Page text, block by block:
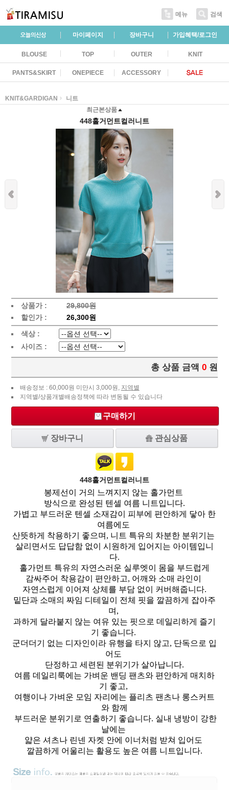
메뉴 검색
마이페이지 장바구니 가입혜택/로그인
BLOUSE TOP OUTER KNIT
PANTS&SKIRT ONEPIECE ACCESSORY
KNIT&GARDIGAN
니트
최근본상품
448홀거먼트컬러니트
상품가 :
29,800원
할인가 :
26,300원
색상 :
사이즈 :
총 상품 금액 0 원
배송정보 : 60,000원 미만시 3,000원, 지역별
지역별/상품개별배송정책에 따라 변동될 수 있습니다
구매하기
장바구니 관심상품
448홀거먼트컬러니트
봉제선이 거의 느껴지지 않는 홀가먼트
방식으로 완성된 텐셀 여름 니트입니다.
가볍고 부드러운 텐셀 소재감이 피부에 편안하게 닿아 한
여름에도
산뜻하게 착용하기 좋으며, 니트 특유의 차분한 분위기는
살리면서도 답답함 없이 시원하게 입어지는 아이템입니
다.
홀가먼트 특유의 자연스러운 실루엣이 몸을 부드럽게
감싸주어 착용감이 편안하고, 어깨와 소매 라인이
자연스럽게 이어져 상체를 부담 없이 커버해줍니다.
밑단과 소매의 짜임 디테일이 전체 핏을 깔끔하게 잡아주
며,
과하게 달라붙지 않는 여유 있는 핏으로 데일리하게 즐기
기 좋습니다.
군더더기 없는 디자인이라 유행을 타지 않고, 단독으로 입
어도
단정하고 세련된 분위기가 살아납니다.
여름 데일리룩에는 가벼운 밴딩 팬츠와 편안하게 매치하
기 좋고,
여행이나 가벼운 모임 자리에는 플리츠 팬츠나 롱스커트
와 함께
부드러운 분위기로 연출하기 좋습니다. 실내 냉방이 강한
날에는
얇은 셔츠나 린넨 자켓 안에 이너처럼 받쳐 입어도
깔끔하게 어울리는 활용도 높은 여름 니트입니다.